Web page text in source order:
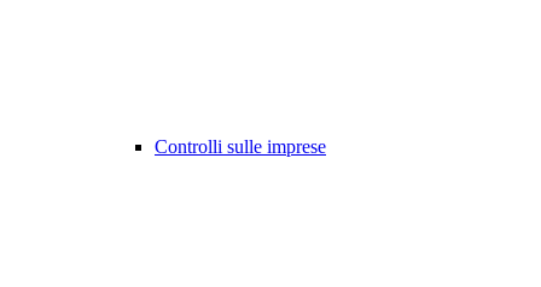
Controlli sulle imprese